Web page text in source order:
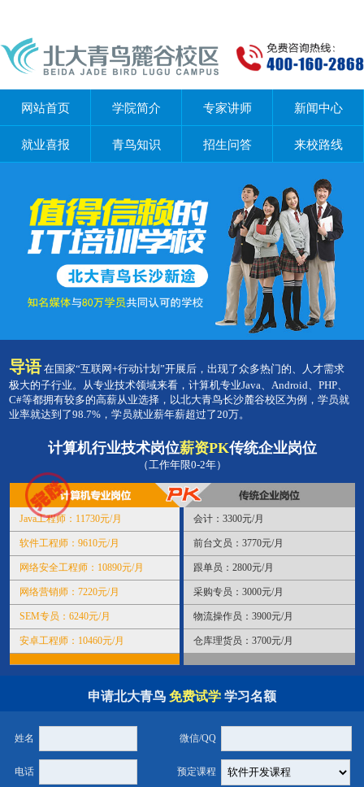
网站首页 学院简介 专家讲师 新闻中心
就业喜报 青鸟知识 招生问答 来校路线
导语在国家“互联网+行动计划”开展后，出现了众多热门的、人才需求
极大的子行业。从专业技术领域来看，计算机专业Java、Android、PHP、
C#等都拥有较多的高薪从业选择，以北大青鸟长沙麓谷校区为例，学员就
业率就达到了98.7%，学员就业薪年薪超过了20万。
计算机行业技术岗位薪资PK传统企业岗位
（工作年限0-2年）
Java工程师：11730元/月 会计：3300元/月
软件工程师：9610元/月 前台文员：3770元/月
网络安全工程师：10890元/月 跟单员：2800元/月
网络营销师：7220元/月 采购专员：3000元/月
SEM专员：6240元/月 物流操作员：3900元/月
安卓工程师：10460元/月 仓库理货员：3700元/月
申请北大青鸟 免费试学 学习名额
姓名 微信/QQ
电话 预定课程